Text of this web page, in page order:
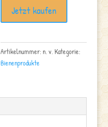
Menge
Jetzt kaufen
Artikelnummer: n. v. Kategorie:
Bienenprodukte